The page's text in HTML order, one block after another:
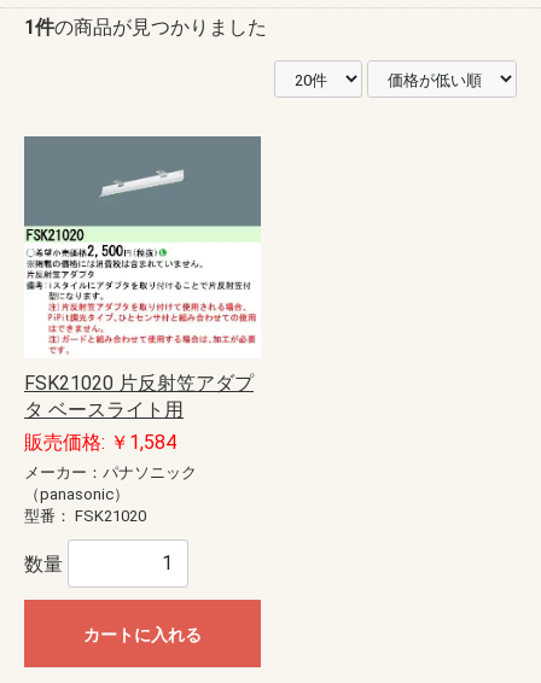
1件の商品が見つかりました
FSK21020 片反射笠アダプ
タ ベースライト用
販売価格: ￥1,584
メーカー：パナソニック
（panasonic）
型番： FSK21020
数量
カートに入れる